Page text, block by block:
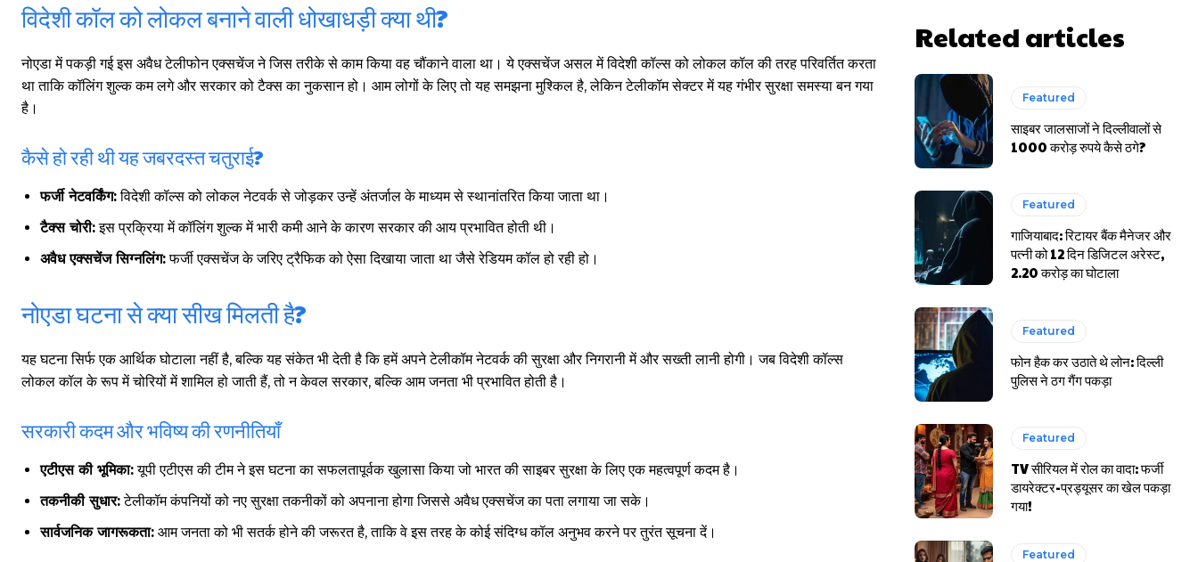
गुरुग्राम।
विदेशी कॉल को लोकल बनाने वाली धोखाधड़ी क्या थी?
नोएडा में पकड़ी गई इस अवैध टेलीफोन एक्सचेंज ने जिस तरीके से काम किया वह चौंकाने वाला था। ये एक्सचेंज असल में विदेशी कॉल्स को लोकल कॉल की तरह परिवर्तित करता
था ताकि कॉलिंग शुल्क कम लगे और सरकार को टैक्स का नुकसान हो। आम लोगों के लिए तो यह समझना मुश्किल है, लेकिन टेलीकॉम सेक्टर में यह गंभीर सुरक्षा समस्या बन गया
है।
कैसे हो रही थी यह जबरदस्त चतुराई?
फर्जी नेटवर्किंग:विदेशी कॉल्स को लोकल नेटवर्क से जोड़कर उन्हें अंतर्जाल के माध्यम से स्थानांतरित किया जाता था।
टैक्स चोरी:इस प्रक्रिया में कॉलिंग शुल्क में भारी कमी आने के कारण सरकार की आय प्रभावित होती थी।
अवैध एक्सचेंज सिग्नलिंग:फर्जी एक्सचेंज के जरिए ट्रैफिक को ऐसा दिखाया जाता था जैसे रेडियम कॉल हो रही हो।
नोएडा घटना से क्या सीख मिलती है?
यह घटना सिर्फ एक आर्थिक घोटाला नहीं है, बल्कि यह संकेत भी देती है कि हमें अपने टेलीकॉम नेटवर्क की सुरक्षा और निगरानी में और सख्ती लानी होगी। जब विदेशी कॉल्स
लोकल कॉल के रूप में चोरियों में शामिल हो जाती हैं, तो न केवल सरकार, बल्कि आम जनता भी प्रभावित होती है।
सरकारी कदम और भविष्य की रणनीतियाँ
एटीएस की भूमिका:यूपी एटीएस की टीम ने इस घटना का सफलतापूर्वक खुलासा किया जो भारत की साइबर सुरक्षा के लिए एक महत्वपूर्ण कदम है।
तकनीकी सुधार:टेलीकॉम कंपनियों को नए सुरक्षा तकनीकों को अपनाना होगा जिससे अवैध एक्सचेंज का पता लगाया जा सके।
सार्वजनिक जागरूकता: आम जनता को भी सतर्क होने की जरूरत है, ताकि वे इस तरह के कोई संदिग्ध कॉल अनुभव करने पर तुरंत सूचना दें।
Related articles
Featured
साइबर जालसाजों ने दिल्लीवालों से
1000 करोड़ रुपये कैसे ठगे?
Featured
गाजियाबाद: रिटायर बैंक मैनेजर और
पत्नी को 12 दिन डिजिटल अरेस्ट,
2.20 करोड़ का घोटाला
Featured
फोन हैक कर उठाते थे लोन: दिल्ली
पुलिस ने ठग गैंग पकड़ा
Featured
TV सीरियल में रोल का वादा: फर्जी
डायरेक्टर-प्रड्यूसर का खेल पकड़ा
गया!
Featured